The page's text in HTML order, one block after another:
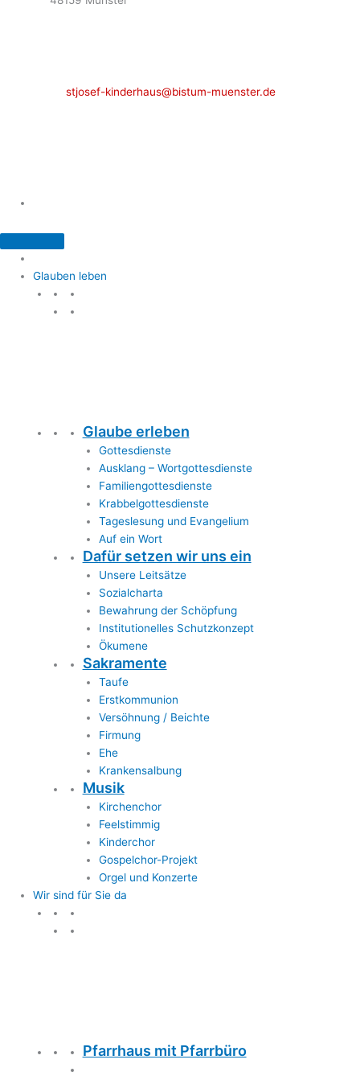
stjosef-kinderhaus@bistum-muenster.de
Glauben leben
Glaube erleben
Gottesdienste
Ausklang – Wortgottesdienste
Familiengottesdienste
Krabbelgottesdienste
Tageslesung und Evangelium
Auf ein Wort
Dafür setzen wir uns ein
Unsere Leitsätze
Sozialcharta
Bewahrung der Schöpfung
Institutionelles Schutzkonzept
Ökumene
Sakramente
Taufe
Erstkommunion
Versöhnung / Beichte
Firmung
Ehe
Krankensalbung
Musik
Kirchenchor
Feelstimmig
Kinderchor
Gospelchor-Projekt
Orgel und Konzerte
Wir sind für Sie da
Pfarrhaus mit Pfarrbüro